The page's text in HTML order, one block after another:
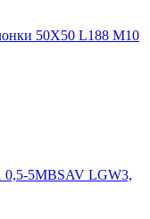
50X50 L188 M10
0,5-5MBSAV LGW3,